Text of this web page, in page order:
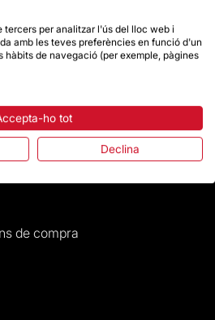
de compra
tercers per analitzar l'ús del lloc web i
amb les teves preferències en funció d'un
hàbits de navegació (per exemple, pàgines
ho tot
Declina